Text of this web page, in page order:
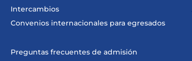
Intercambios
Convenios internacionales para egresados
Preguntas frecuentes de admisión